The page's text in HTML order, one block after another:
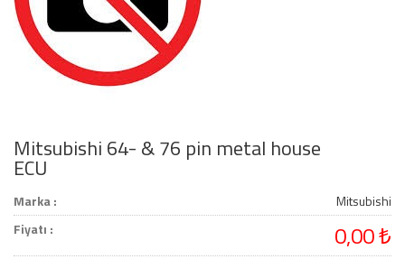
Mitsubishi 64- & 76 pin metal house
ECU
Marka :
Mitsubishi
Fiyatı :
0,00 ₺